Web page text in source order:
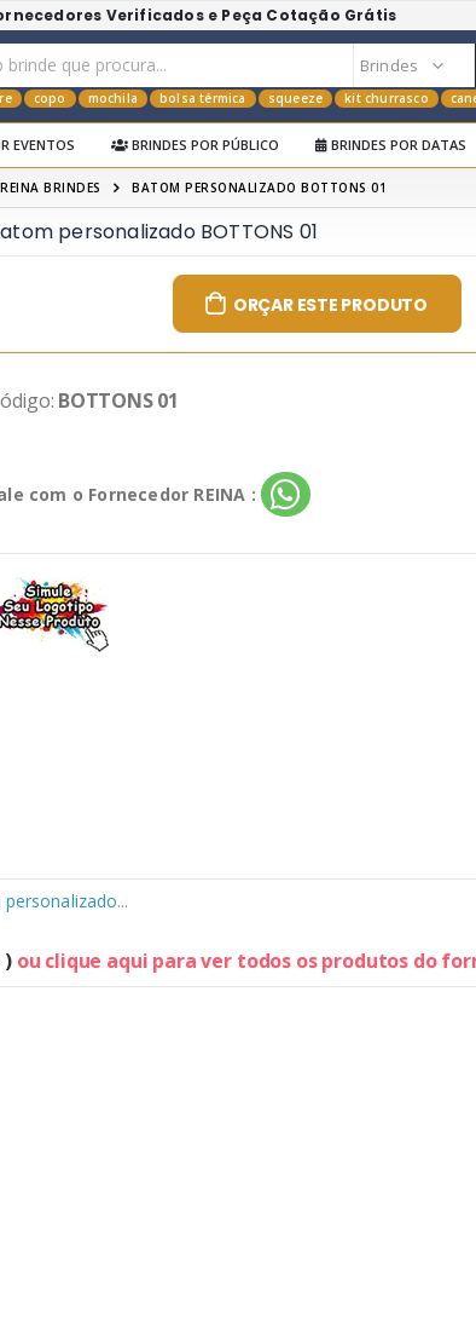
Verificados e Peça Cotação Grátis
copo mochila bolsa térmica squeeze kit churrasco
EVENTOS BRINDES POR PÚBLICO BRINDES POR DATAS
BRINDES BATOM PERSONALIZADO BOTTONS 01
personalizado BOTTONS 01
ORÇAR ESTE PRODUTO
BOTTONS 01
com o Fornecedor REINA :
...
) ou clique aqui para ver todos os produtos do